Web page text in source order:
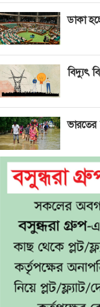
ডাকা
বিদ্যুৎ
ভারতের